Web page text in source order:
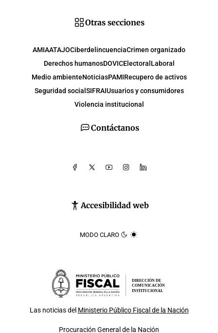
Contáctanos
Accesibilidad web
MODO CLARO
Otras secciones
AMIAATAJOCiberdelincuenciaCrimen organizado
Derechos humanosDOVICElectoral Laboral
Medio ambienteNoticiasPAMIRecupero de activos
Seguridad social SIFRAIUsuarios y consumidores
Violencia institucional
DIRECCIÓN DE
COMUNICACIÓN
INSTITUCIONAL
Las noticias del Ministerio Público Fiscal de la Nación
Procuración General de la Nación